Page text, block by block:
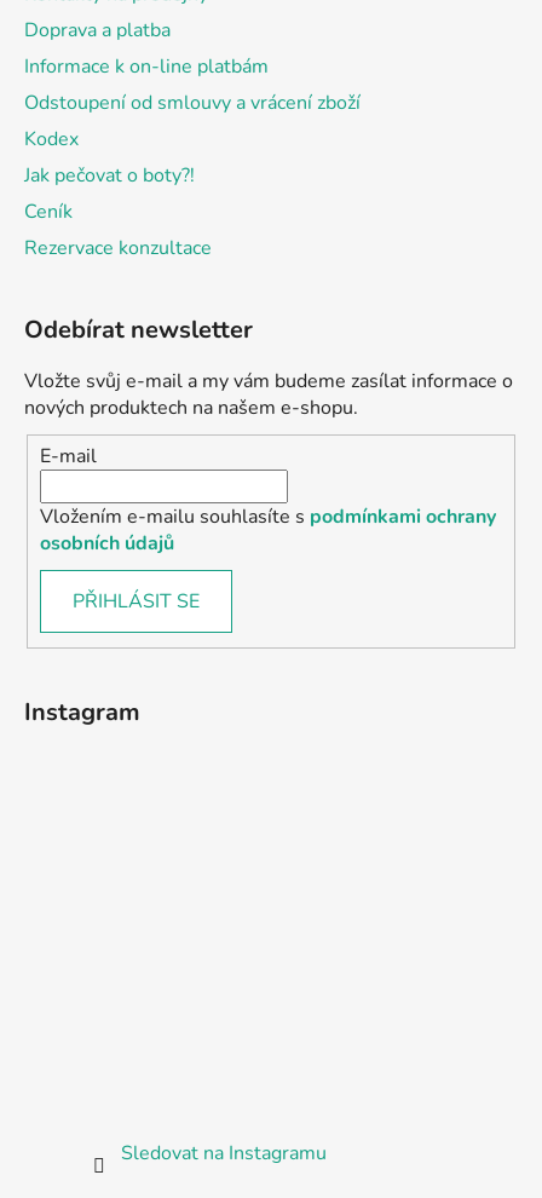
Doprava a platba
Informace k on-line platbám
Odstoupení od smlouvy a vrácení zboží
Kodex
Jak pečovat o boty?!
Ceník
Rezervace konzultace
Odebírat newsletter
Vložte svůj e-mail a my vám budeme zasílat informace o
nových produktech na našem e-shopu.
E-mail
Vložením e-mailu souhlasíte s podmínkami ochrany
osobních údajů
PŘIHLÁSIT SE
Instagram
Sledovat na Instagramu